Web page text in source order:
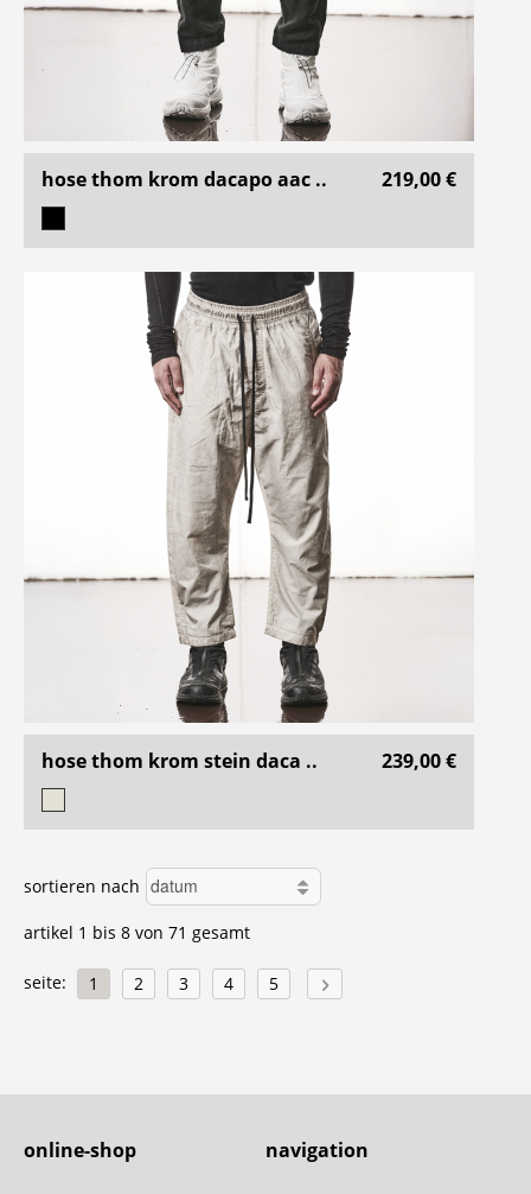
hose thom krom dacapo aac .. 219,00 €
hose thom krom stein daca .. 239,00 €
sortieren nach
artikel 1 bis 8 von 71 gesamt
seite: 1 2 3 4 5
navigation
online-shop